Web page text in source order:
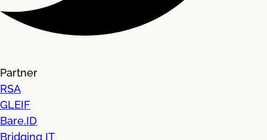
Partner
RSA
GLEIF
Bare.ID
Bridging IT